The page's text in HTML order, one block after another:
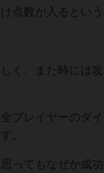
点数が入るという
く、また時には
プレイヤーのダ
。
ってもなぜか成